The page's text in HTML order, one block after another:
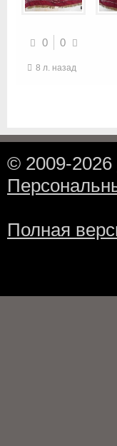
0 0
8 л. назад
© 2009-2026
Полная